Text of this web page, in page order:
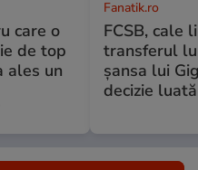
care o
de top
ales un
Fanatik.ro
FCSB, cale
transferul
șansa lui
decizie